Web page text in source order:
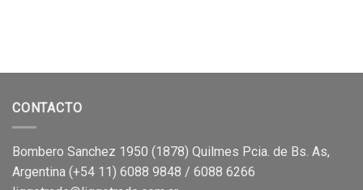
CONTACTO
Bombero Sanchez 1950 (1878) Quilmes Pcia. de Bs. As,
Argentina (+54 11) 6088 9848 / 6088 6266